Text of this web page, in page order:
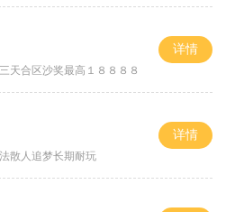
天合区沙奖最高１８８８８
详情
散人追梦长期耐玩
详情